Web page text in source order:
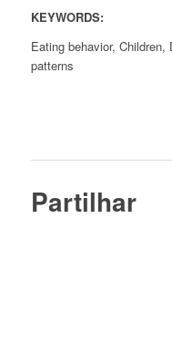
KEYWORDS:
Eating behavior,
patterns
Partilhar